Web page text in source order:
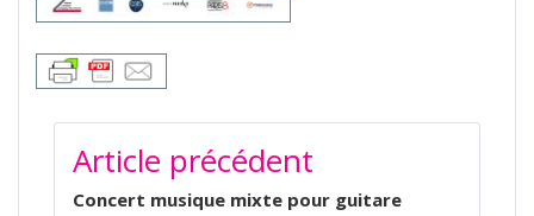
NAVIGATION
DE
L’ARTICLE
Article précédent
Concert musique mixte pour guitare